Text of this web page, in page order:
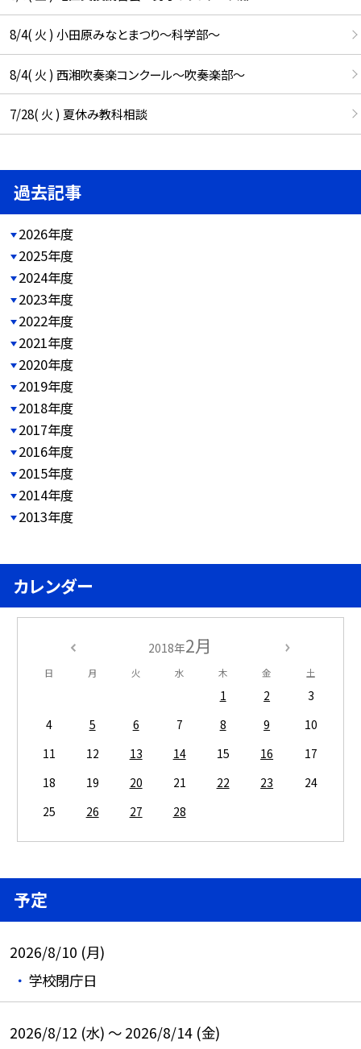
8/4( 火 ) 小田原みなとまつり～科学部～
8/4( 火 ) 西湘吹奏楽コンクール～吹奏楽部～
7/28( 火 ) 夏休み教科相談
過去記事
2026年度
2025年度
2024年度
2023年度
2022年度
2021年度
2020年度
2019年度
2018年度
2017年度
2016年度
2015年度
2014年度
2013年度
カレンダー
2018年2月
日 月 火 水 木 金 土
1 2
3
4
5 6 7 8 9
10
11
12 13 14 15 16
17
18
19 20 21 22 23
24
25
26 27 28
予定
2026/8/10 (月)
学校閉庁日
2026/8/12 (水) ～ 2026/8/14 (金)